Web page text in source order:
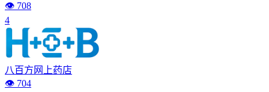
👁️ 708
4
八百方网上药店
👁️ 704